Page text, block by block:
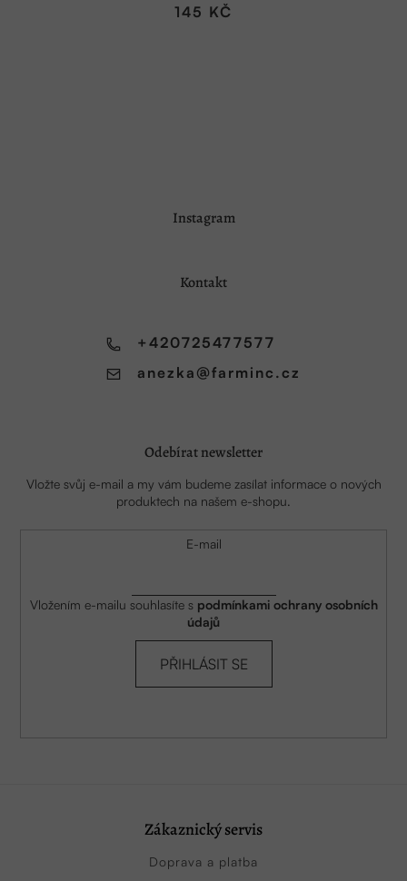
145 KČ
Instagram
Kontakt
anezka @farminc.cz
+420725477577
Odebírat newsletter
Vložte svůj e-mail a my vám budeme zasílat informace o nových
produktech na našem e-shopu.
E-mail
Vložením e-mailu souhlasíte s podmínkami ochrany osobních
údajů
PŘIHLÁSIT SE
Zákaznický servis
Doprava a platba